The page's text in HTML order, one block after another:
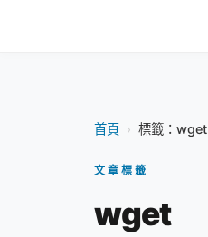
首頁 › 標籤：wget
文章標籤
wget